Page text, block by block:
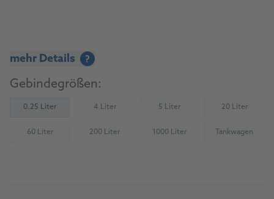
mehr Details ?
Gebindegrößen:
0.25 Liter 4 Liter
(Nicht verfügbar)5 Liter(Nicht verfügbar)20 Liter
(Nicht
60 Liter
(Nicht verfügbar)200 Liter(Nicht verfügbar)1000 Liter(Nicht verfügbar)Tankwagen
(Nicht